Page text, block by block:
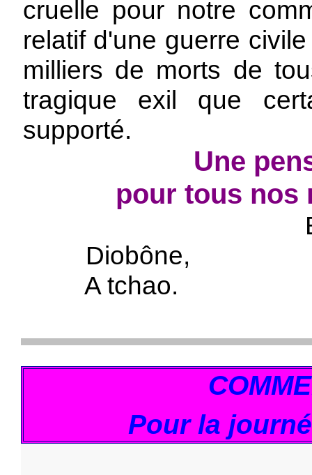
cruelle pour notre
relatif d'une guerre
milliers de morts de
tragique exil que
supporté.
Une
pour tous nos
Diobône,
A tchao.
Pour la